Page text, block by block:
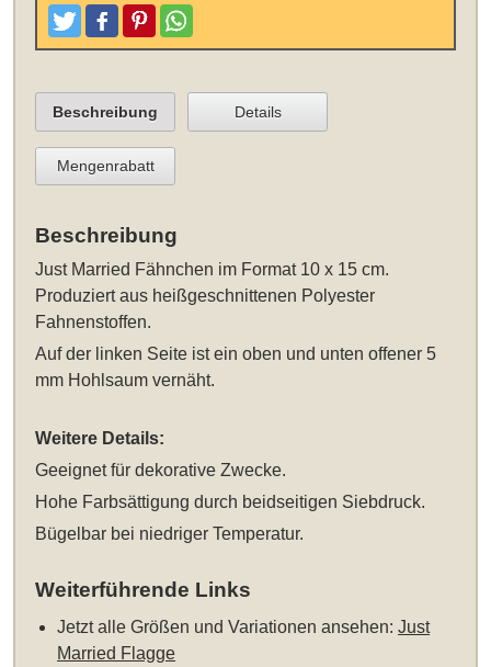
TweetenPostenPinterestTeilen
Beschreibung Details
Mengenrabatt
Beschreibung
Just Married Fähnchen im Format 10 x 15 cm.
Produziert aus heißgeschnittenen Polyester
Fahnenstoffen.
Auf der linken Seite ist ein oben und unten offener 5
mm Hohlsaum vernäht.
Weitere Details:
Geeignet für dekorative Zwecke.
Hohe Farbsättigung durch beidseitigen Siebdruck.
Bügelbar bei niedriger Temperatur.
Weiterführende Links
Jetzt alle Größen und Variationen ansehen:Just
Married Flagge